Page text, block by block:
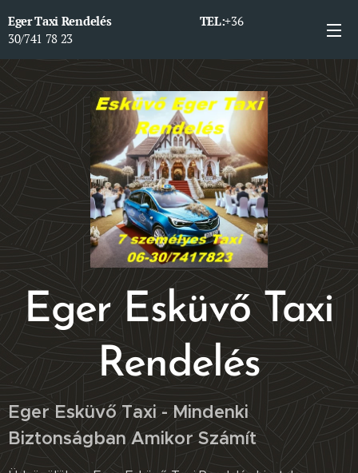
Eger Taxi Rendelés TEL:+36
30/741 78 23
Eger Esküvő Taxi
Rendelés
Eger Esküvő Taxi - Mindenki
Biztonságban Amikor Számít